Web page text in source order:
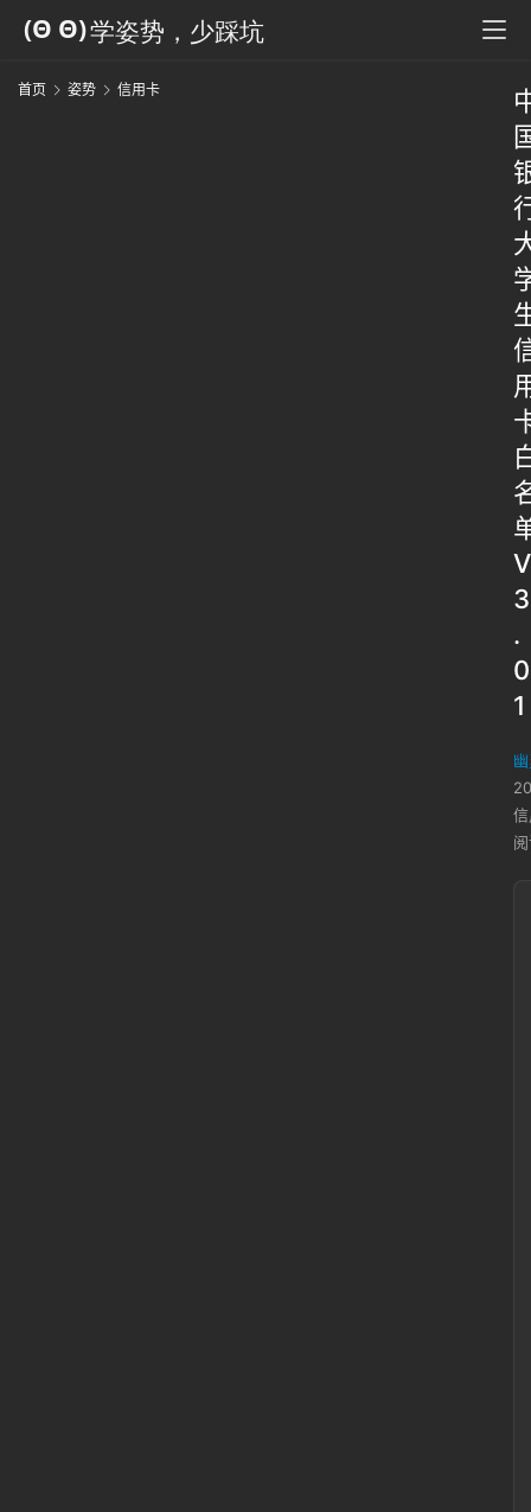
首页 姿势 信用卡
V
3
.
0
1